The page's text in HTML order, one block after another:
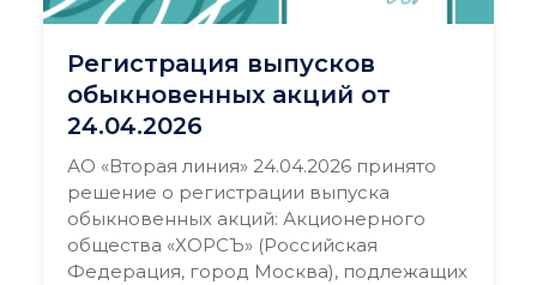
Регистрация выпусков
обыкновенных акций от
24.04.2026
АО «Вторая линия» 24.04.2026 принято
решение о регистрации выпуска
обыкновенных акций: Акционерного
общества «ХОРСЪ» (Российская
Федерация, город Москва), подлежащих